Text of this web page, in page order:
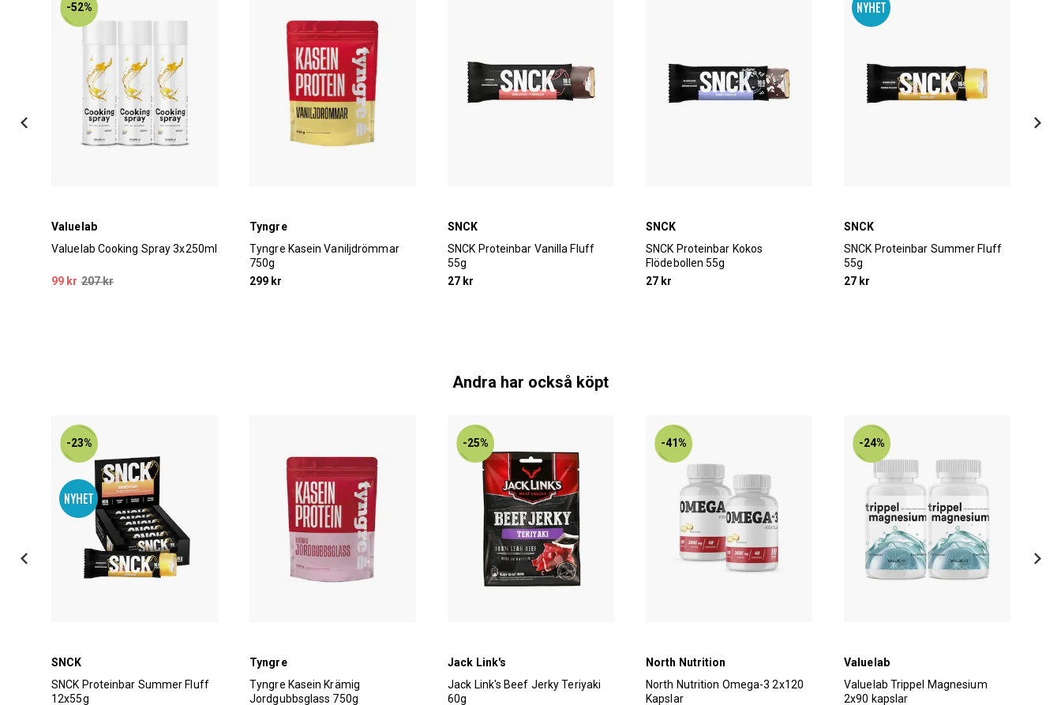
-52%
Valuelab
Valuelab Cooking Spray 3x250ml
99 kr 207 kr
Tyngre
Tyngre Kasein Vaniljdrömmar
750g
299 kr
SNCK
SNCK Proteinbar Vanilla Fluff
55g
27 kr
SNCK
SNCK Proteinbar Kokos
Flödebollen 55g
27 kr
SNCK
SNCK Proteinbar Summer Fluff
55g
27 kr
Andra har också köpt
-23%
SNCK
SNCK Proteinbar Summer Fluff
12x55g
Tyngre
Tyngre Kasein Krämig
Jordgubbsglass 750g
-25%
Jack Link's
Jack Link's Beef Jerky Teriyaki
60g
-41%
North Nutrition
North Nutrition Omega-3 2x120
Kapslar
-24%
Valuelab
Valuelab Trippel Magnesium
2x90 kapslar